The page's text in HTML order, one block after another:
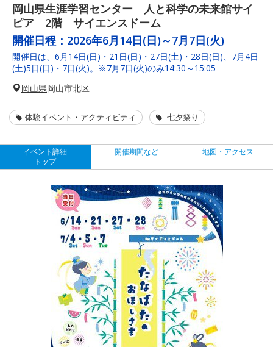
岡山県生涯学習センター 人と科学の未来館サイ
ピア 2階 サイエンスドーム
開催日程： 2026年6月14日(日)～7月7日(火)
開催日は、6月14日(日)・21日(日)・27日(土)・28日(日)、7月4日
(土)5日(日)・7日(火)。※7月7日(火)のみ14:30～15:05
岡山県岡山市北区
体験イベント・アクティビティ 七夕祭り
イベント詳細
トップ
開催期間など 地図・アクセス